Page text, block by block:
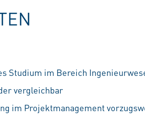
Studium im Bereich
vergleichbar
im Projektmanagement